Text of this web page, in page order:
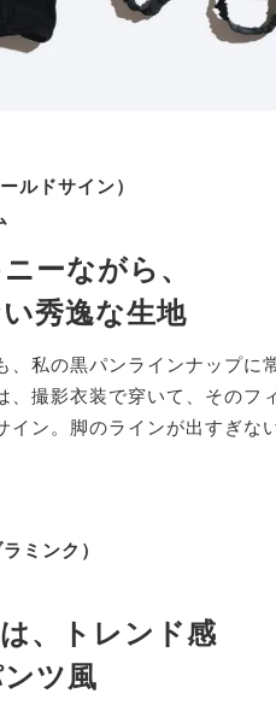
ドサイン）
ーながら、
秀逸な生地
、私の黒パンラインナップに
、撮影衣装で穿いて、そのフ
イン。脚のラインが出すぎな
ミンク）
、トレンド感
ツ風